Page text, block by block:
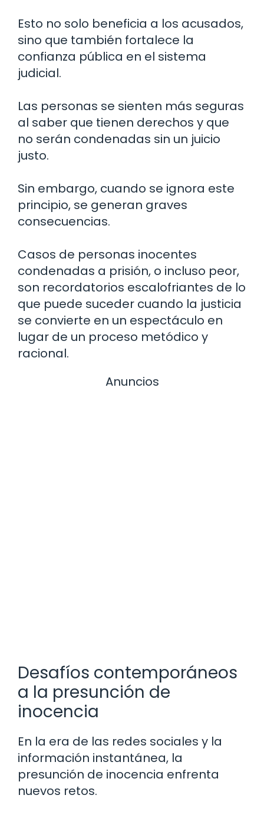
Esto no solo beneficia a los acusados,
sino que también fortalece la
confianza pública en el sistema
judicial.
Las personas se sienten más seguras
al saber que tienen derechos y que
no serán condenadas sin un juicio
justo.
Sin embargo, cuando se ignora este
principio, se generan graves
consecuencias.
Casos de personas inocentes
condenadas a prisión, o incluso peor,
son recordatorios escalofriantes de lo
que puede suceder cuando la justicia
se convierte en un espectáculo en
lugar de un proceso metódico y
racional.
Anuncios
Desafíos contemporáneos
a la presunción de
inocencia
En la era de las redes sociales y la
información instantánea, la
presunción de inocencia enfrenta
nuevos retos.